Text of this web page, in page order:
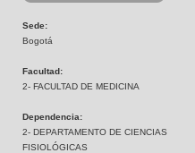
Sede:
Bogotá
Facultad:
2- FACULTAD DE MEDICINA
Dependencia:
2- DEPARTAMENTO DE CIENCIAS
FISIOLÓGICAS